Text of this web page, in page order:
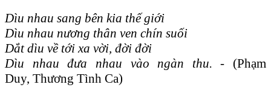
Dìu nhau sang bên kia thế giới
Dìu nhau nương thân ven chín suối
Dắt dìu về tới xa vời, đời đời
Dìu nhau đưa nhau vào ngàn thu. - (Phạm
Duy, Thương Tình Ca)